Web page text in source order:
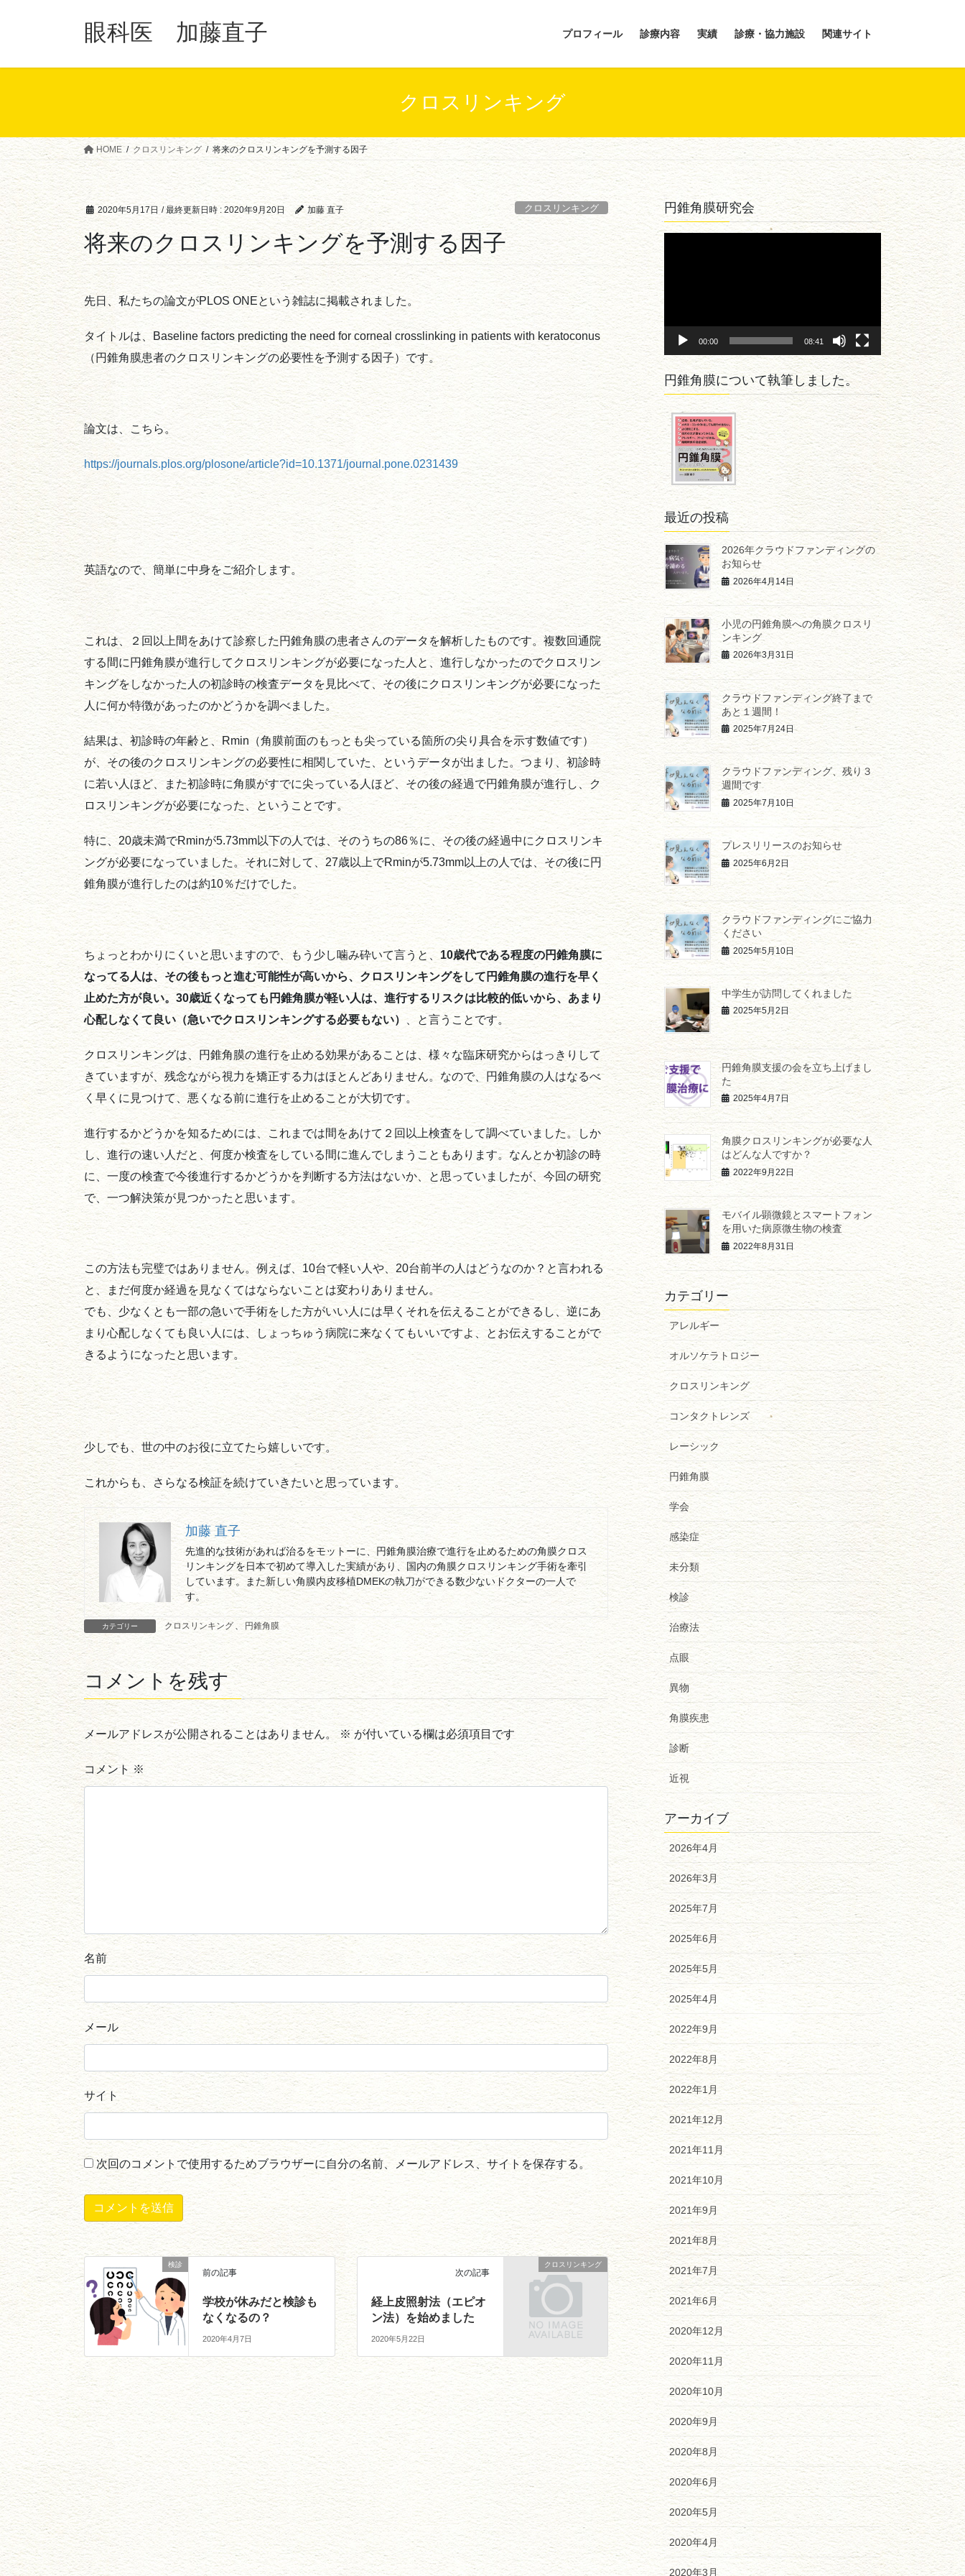
ッ
移
眼科医 加藤直子 プロフィール 診療内容 実績 診療・協力施設 関連サイト
クロスリンキング
HOME クロスリンキング 将来のクロスリンキングを予測する因子
2020年5月17日 / 最終更新日時 : 2020年9月20日 加藤 直子 クロスリンキング
将来のクロスリンキングを予測する因子
先日、私たちの論文がPLOS ONEという雑誌に掲載されました。
タイトルは、Baseline factors predicting the need for corneal crosslinking in patients with keratoconus
（円錐角膜患者のクロスリンキングの必要性を予測する因子）です。
論文は、こちら。
https://journals.plos.org/plosone/article?id=10.1371/journal.pone.0231439
英語なので、簡単に中身をご紹介します。
これは、２回以上間をあけて診察した円錐角膜の患者さんのデータを解析したものです。複数回通院
する間に円錐角膜が進行してクロスリンキングが必要になった人と、進行しなかったのでクロスリン
キングをしなかった人の初診時の検査データを見比べて、その後にクロスリンキングが必要になった
人に何か特徴があったのかどうかを調べました。
結果は、初診時の年齢と、Rmin（角膜前面のもっとも尖っている箇所の尖り具合を示す数値です）
が、その後のクロスリンキングの必要性に相関していた、というデータが出ました。つまり、初診時
に若い人ほど、また初診時に角膜がすでに尖っている人ほど、その後の経過で円錐角膜が進行し、ク
ロスリンキングが必要になった、ということです。
特に、20歳未満でRminが5.73mm以下の人では、そのうちの86％に、その後の経過中にクロスリンキ
ングが必要になっていました。それに対して、27歳以上でRminが5.73mm以上の人では、その後に円
錐角膜が進行したのは約10％だけでした。
ちょっとわかりにくいと思いますので、もう少し噛み砕いて言うと、 10歳代である程度の円錐角膜に
なってる人は、その後もっと進む可能性が高いから、クロスリンキングをして円錐角膜の進行を早く
止めた方が良い。30歳近くなっても円錐角膜が軽い人は、進行するリスクは比較的低いから、あまり
心配しなくて良い（急いでクロスリンキングする必要もない）
、と言うことです。
クロスリンキングは、円錐角膜の進行を止める効果があることは、様々な臨床研究からはっきりして
きていますが、残念ながら視力を矯正する力はほとんどありません。なので、円錐角膜の人はなるべ
く早くに見つけて、悪くなる前に進行を止めることが大切です。
進行するかどうかを知るためには、これまでは間をあけて２回以上検査をして調べていました。しか
し、進行の速い人だと、何度か検査をしている間に進んでしまうこともあります。なんとか初診の時
に、一度の検査で今後進行するかどうかを判断する方法はないか、と思っていましたが、今回の研究
で、一つ解決策が見つかったと思います。
この方法も完璧ではありません。例えば、10台で軽い人や、20台前半の人はどうなのか？と言われる
と、まだ何度か経過を見なくてはならないことは変わりありません。
でも、少なくとも一部の急いで手術をした方がいい人には早くそれを伝えることができるし、逆にあ
まり心配しなくても良い人には、しょっちゅう病院に来なくてもいいですよ、とお伝えすることがで
きるようになったと思います。
少しでも、世の中のお役に立てたら嬉しいです。
これからも、さらなる検証を続けていきたいと思っています。
加藤 直子
先進的な技術があれば治るをモットーに、円錐角膜治療で進行を止めるための角膜クロス
リンキングを日本で初めて導入した実績があり、国内の角膜クロスリンキング手術を牽引
しています。また新しい角膜内皮移植DMEKの執刀ができる数少ないドクターの一人で
す。
カテゴリー クロスリンキング 、 円錐角膜
コメントを残す
メールアドレスが公開されることはありません。 ※が付いている欄は必須項目です
コメント ※
名前
メール
サイト
次回のコメントで使用するためブラウザーに自分の名前、メールアドレス、サイトを保存する。
検診
前の記事
学校が休みだと検診も
なくなるの？
2020年4月7日
クロスリンキング
次の記事
経上皮照射法（エピオ
ン法）を始めました
2020年5月22日
円錐角膜研究会
レ
ヤ
00:00 08:41
円錐角膜について執筆しました。
最近の投稿
2026年クラウドファンディングの
お知らせ
2026年4月14日
小児の円錐角膜への角膜クロスリ
ンキング
2026年3月31日
クラウドファンディング終了まで
あと１週間！
2025年7月24日
クラウドファンディング、残り３
週間です
2025年7月10日
プレスリリースのお知らせ
2025年6月2日
クラウドファンディングにご協力
ください
2025年5月10日
中学生が訪問してくれました
2025年5月2日
円錐角膜支援の会を立ち上げまし
た
2025年4月7日
角膜クロスリンキングが必要な人
はどんな人ですか？
2022年9月22日
モバイル顕微鏡とスマートフォン
を用いた病原微生物の検査
2022年8月31日
カテゴリー
アレルギー
オルソケラトロジー
クロスリンキング
コンタクトレンズ
レーシック
円錐角膜
学会
感染症
未分類
検診
治療法
点眼
異物
角膜疾患
診断
近視
アーカイブ
2026年4月
2026年3月
2025年7月
2025年6月
2025年5月
2025年4月
2022年9月
2022年8月
2022年1月
2021年12月
2021年11月
2021年10月
2021年9月
2021年8月
2021年7月
2021年6月
2020年12月
2020年11月
2020年10月
2020年9月
2020年8月
2020年6月
2020年5月
2020年4月
2020年3月